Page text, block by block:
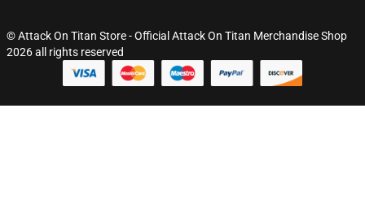
© Attack On Titan Store - Official Attack On Titan Merchandise Shop
2026 all rights reserved